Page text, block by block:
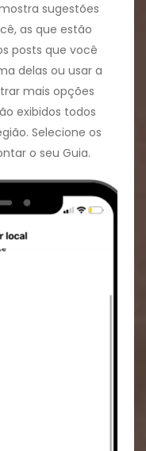
sugestões
as que estão
posts que você
delas ou usar a
mais opções
exibidos todos
Selecione os
o seu Guia.